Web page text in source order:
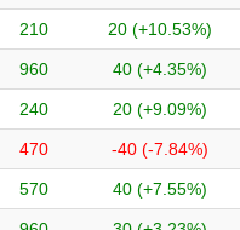
210 20 (+10.53%)
960 40 (+4.35%)
240 20 (+9.09%)
470 -40 (-7.84%)
570 40 (+7.55%)
Chỉ số Chứng chỉ quỹ
Người liên quan Cổ